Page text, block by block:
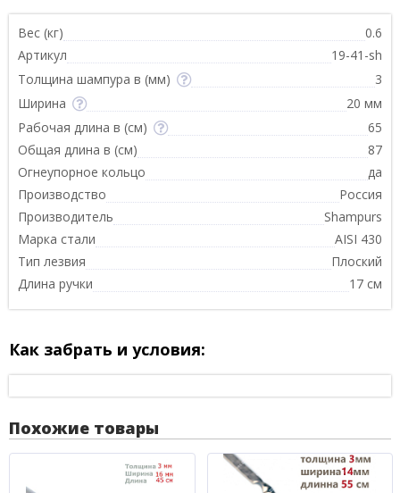
Вес (кг)
0.6
Артикул
19-41-sh
Толщина шампура в (мм)
3
Ширина
20 мм
Рабочая длина в (см)
65
Общая длина в (см)
87
Огнеупорное кольцо
да
Производство
Россия
Производитель
Shampurs
Марка стали
AISI 430
Тип лезвия
Плоский
Длина ручки
17 см
Как забрать и условия:
Похожие товары